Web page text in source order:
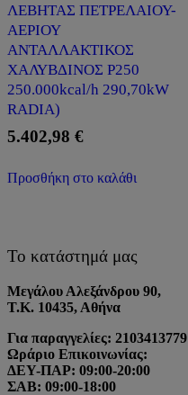
ΛΕΒΗΤΑΣ ΠΕΤΡΕΛΑΙΟΥ-
ΑΕΡΙΟΥ
ΑΝΤΑΛΛΑΚΤΙΚΟΣ
ΧΑΛΥΒΔΙΝΟΣ P250
250.000kcal/h 290,70kW
RADIA)
5.402,98 €
Προσθήκη στο καλάθι
Το κατάστημά μας
Μεγάλου Αλεξάνδρου 90,
Τ.Κ. 10435, Αθήνα
Για παραγγελίες: 2103413779
Ωράριο Επικοινωνίας:
ΔΕΥ-ΠΑΡ: 09:00-20:00
ΣΑΒ: 09:00-18:00